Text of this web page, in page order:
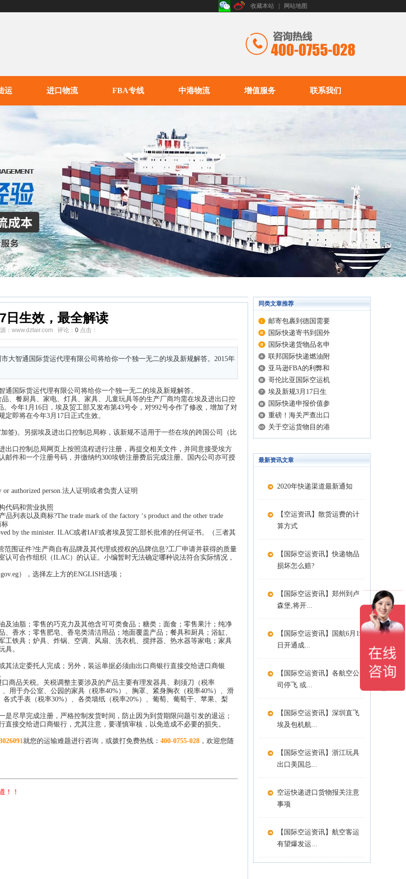
收藏本站 网站地图
运 进口物流 FBA专线 中港物流 增值服务 联系我们
日生效，最全解读
：www.dztair.com 评论： 0点击：
大智通国际货运代理有限公司将给你一个独一无二的埃及新规解答。2015年
国际货运代理有限公司将给你一个独一无二的埃及新规解答。
、餐厨具、家电、灯具、家具、儿童玩具等的生产厂商均需在埃及进出口控
今年1月16日，埃及贸工部又发布第43号令，对992号令作了修改，增加了对
即将在今年3月17日正式生效。
签)。另据埃及进出口控制总局称，该新规不适用于一些在埃的跨国公司（比
口控制总局网页上按照流程进行注册，再提交相关文件，并同意接受埃方
件和一个注册号码，并缴纳约300埃镑注册费后完成注册。国内公司亦可授
or authorized person.法人证明或者负责人证明
代码和营业执照
列表以及商标?The trade mark of the factory ‘s product and the other trade
标
by the minister. ILAC或者IAF或者埃及贸工部长批准的任何证书。（三者其
围证件?生产商自有品牌及其代理或授权的品牌信息?工厂申请并获得的质量
可合作组织（ILAC）的认证。小编暂时无法确定哪种说法符合实际情况，
），选择左上方的ENGLISH选项；
油脂；零售的巧克力及其他含可可类食品；糖类；面食；零售果汁；纯净
香水；零售肥皂、香皂类清洁用品；地面覆盖产品；餐具和厨具；浴缸、
铁具；炉具、炸锅、空调、风扇、洗衣机、搅拌器、热水器等家电；家具
具。
法定委托人完成；另外，装运单据必须由出口商银行直接交给进口商银
商品关税。关税调整主要涉及的产品主要有理发器具、剃须刀（税率
用于办公室、公园的家具（税率40%）、胸罩、紧身胸衣（税率40%）、滑
式手表（税率30%）、各类墙纸（税率20%）、葡萄、葡萄干、苹果、梨
尽早完成注册，严格控制发货时间，防止因为到货期限问题引发的退运；
接交给进口商银行，尤其注意，要谨慎审核，以免造成不必要的损失。
就您的运输难题进行咨询，或拨打免费热线： 400-0755-028 ，欢迎您随
！！
同类文章推荐
邮寄包裹到德国需要
国际快递寄书到国外
国际快递货物品名申
联邦国际快递燃油附
亚马逊FBA的利弊和
哥伦比亚国际空运机
埃及新规3月17日生
国际快递申报价值参
重磅！海关严查出口
关于空运货物目的港
最新资讯文章
2020年快递渠道最新通知
【空运资讯】散货运费的计
算方式
【国际空运资讯】快递物品
损坏怎么赔?
【国际空运资讯】郑州到卢
森堡,将开...
【国际空运资讯】国航6月19
日开通成...
【国际空运资讯】各航空公
司停飞 或...
【国际空运资讯】深圳直飞
埃及包机航...
【国际空运资讯】浙江玩具
出口美国总...
空运快递进口货物报关注意
事项
【国际空运资讯】航空客运
有望爆发运...